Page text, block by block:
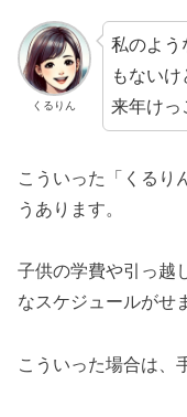
くるりん
私のよう
もないけ
来年けっ
こういった「くるり
うあります。
子供の学費や引っ越
なスケジュールがせ
こういった場合は、